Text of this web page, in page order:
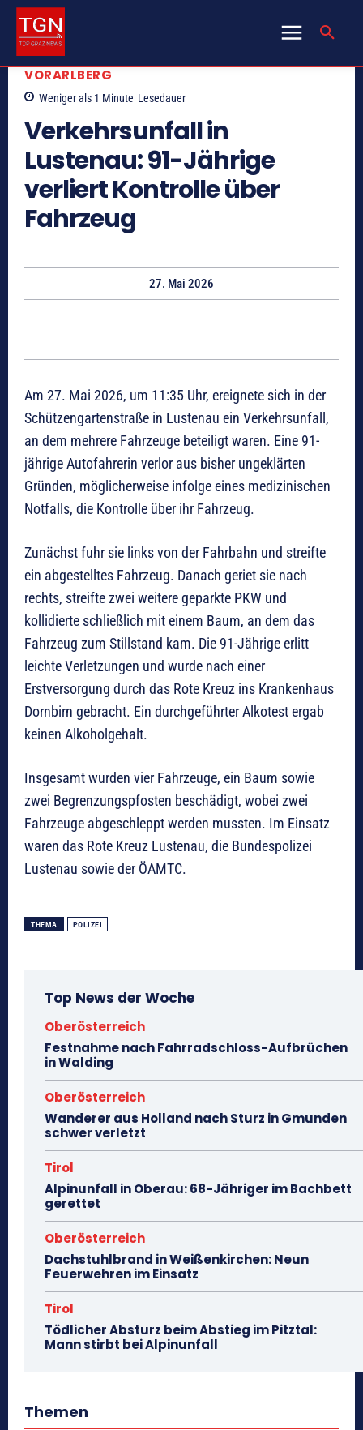
VORARLBERG
Weniger als 1 Minute Lesedauer
Verkehrsunfall in
Lustenau: 91-Jährige
verliert Kontrolle über
Fahrzeug
27. Mai 2026
Am 27. Mai 2026, um 11:35 Uhr, ereignete sich in der
Schützengartenstraße in Lustenau ein Verkehrsunfall,
an dem mehrere Fahrzeuge beteiligt waren. Eine 91-
jährige Autofahrerin verlor aus bisher ungeklärten
Gründen, möglicherweise infolge eines medizinischen
Notfalls, die Kontrolle über ihr Fahrzeug.
Zunächst fuhr sie links von der Fahrbahn und streifte
ein abgestelltes Fahrzeug. Danach geriet sie nach
rechts, streifte zwei weitere geparkte PKW und
kollidierte schließlich mit einem Baum, an dem das
Fahrzeug zum Stillstand kam. Die 91-Jährige erlitt
leichte Verletzungen und wurde nach einer
Erstversorgung durch das Rote Kreuz ins Krankenhaus
Dornbirn gebracht. Ein durchgeführter Alkotest ergab
keinen Alkoholgehalt.
Insgesamt wurden vier Fahrzeuge, ein Baum sowie
zwei Begrenzungspfosten beschädigt, wobei zwei
Fahrzeuge abgeschleppt werden mussten. Im Einsatz
waren das Rote Kreuz Lustenau, die Bundespolizei
Lustenau sowie der ÖAMTC.
THEMA POLIZEI
Top News der Woche
Oberösterreich
Festnahme nach Fahrradschloss-Aufbrüchen
in Walding
Oberösterreich
Wanderer aus Holland nach Sturz in Gmunden
schwer verletzt
Tirol
Alpinunfall in Oberau: 68-Jähriger im Bachbett
gerettet
Oberösterreich
Dachstuhlbrand in Weißenkirchen: Neun
Feuerwehren im Einsatz
Tirol
Tödlicher Absturz beim Abstieg im Pitztal:
Mann stirbt bei Alpinunfall
Themen